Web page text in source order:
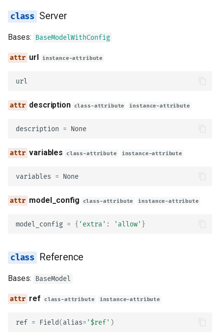
contains
properties
propertyNames
multipleOf
maximum
minimum
Server
Bases: BaseModelWithConfig
url instance-attribute
url
description class-attribute instance-attribute
description = None
variables class-attribute instance-attribute
variables = None
model_config class-attribute instance-attribute
model_config = { 'extra' : 'allow' }
Reference
Bases: BaseModel
ref class-attribute instance-attribute
ref = Field(alias= '$ref' )